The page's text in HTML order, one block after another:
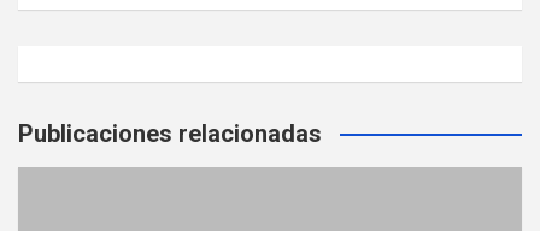
Publicaciones relacionadas